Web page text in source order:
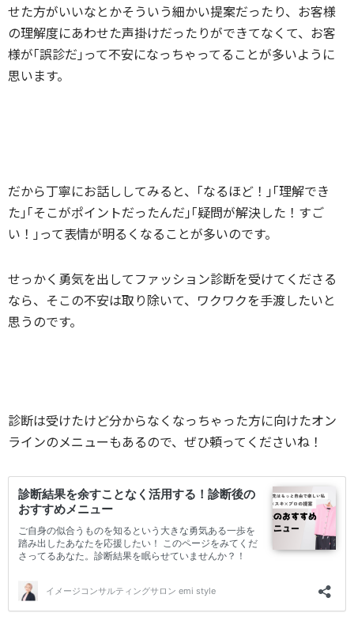
せた方がいいなとかそういう細かい提案だったり、お客様
の理解度にあわせた声掛けだったりができてなくて、お客
様が｢誤診だ｣って不安になっちゃってることが多いように
思います。
だから丁寧にお話ししてみると、｢なるほど！｣｢理解でき
た｣｢そこがポイントだったんだ｣｢疑問が解決した！すご
い！｣って表情が明るくなることが多いのです。
せっかく勇気を出してファッション診断を受けてくださる
なら、そこの不安は取り除いて、ワクワクを手渡したいと
思うのです。
診断は受けたけど分からなくなっちゃった方に向けたオン
ラインのメニューもあるので、ぜひ頼ってくださいね！